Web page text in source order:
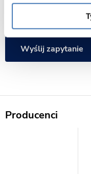
Wyślij zapytanie
Producenci